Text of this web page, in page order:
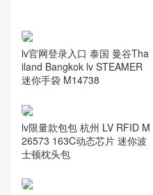
lv官网登录入口 泰国 曼谷Tha
iland Bangkok lv STEAMER
迷你手袋 M14738
lv限量款包包 杭州 LV RFID M
26573 163C动态芯片 迷你波
士顿枕头包